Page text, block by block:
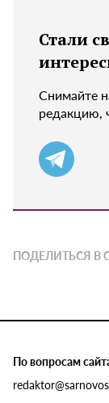
Стали
Снимайте
редакцию,
ПОДЕЛИТЬСЯ В
По вопросам